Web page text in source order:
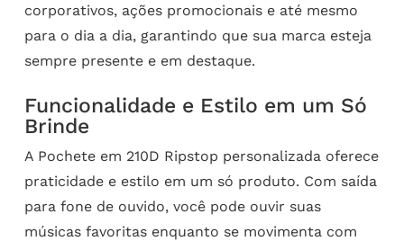
corporativos, ações promocionais e até mesmo
para o dia a dia, garantindo que sua marca esteja
sempre presente e em destaque.
Funcionalidade e Estilo em um Só
Brinde
A Pochete em 210D Ripstop personalizada oferece
praticidade e estilo em um só produto. Com saída
para fone de ouvido, você pode ouvir suas
músicas favoritas enquanto se movimenta com